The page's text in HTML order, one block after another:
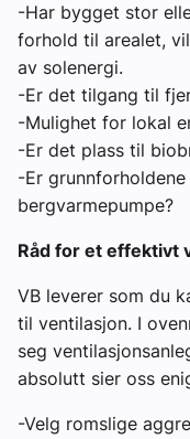
-Har bygget stor
forhold til arealet,
av solenergi.
-Er det tilgang til
-Mulighet for lokal
-Er det plass til
-Er
bergvarmepumpe?
Råd for et effektivt
VB leverer som du
til ventilasjon. I
seg
absolutt sier oss
-Velg romslige